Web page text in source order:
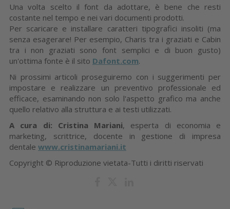
Una volta scelto il font da adottare, è bene che resti
costante nel tempo e nei vari documenti prodotti.
Per scaricare e installare caratteri tipografici insoliti (ma
senza esagerare! Per esempio, Charis tra i graziati e Cabin
tra i non graziati sono font semplici e di buon gusto)
un'ottima fonte è il sito Dafont.com.
Ni prossimi articoli proseguiremo con i suggerimenti per
impostare e realizzare un preventivo professionale ed
efficace, esaminando non solo l'aspetto grafico ma anche
quello relativo alla struttura e ai testi utilizzati.
A cura di: Cristina Mariani, esperta di economia e
marketing, scrittrice, docente in gestione di impresa
dentale www.cristinamariani.it
Copyright © Riproduzione vietata-Tutti i diritti riservati